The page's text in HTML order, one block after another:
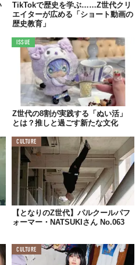
るを教えて！
初代しか勝たん
人生最大の失敗を教えて！
で教室が分からず、
から教室のドアを
たこと（大迷惑）
まずかった
れたくないルールは？
も礼儀あり
なっていたい？
ターゲットにした
のてっぺんを獲る！！！
TikTokで歴史を学ぶ……Z世代クリ
エイターが広める「ショート動画の
歴史教育」
ISSUE
Z世代の8割が実践する「ぬい活」
とは？推しと過ごす新たな文化
CULTURE
【となりのZ世代】パルクールパフ
ォーマー・NATSUKIさん No.063
CULTURE